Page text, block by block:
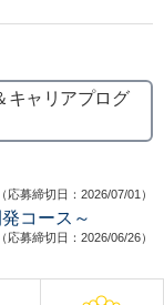
キャリアプログ
（応募締切日：2026/07/01）
コース～
（応募締切日：2026/06/26）